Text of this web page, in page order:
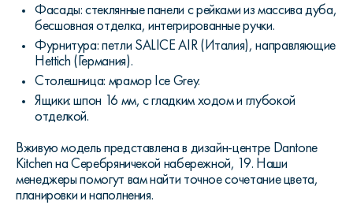
Фасады: стеклянные панели с рейками из массива дуба,
бесшовная отделка, интегрированные ручки.
Фурнитура: петли SALICE AIR (Италия), направляющие
Hettich (Германия).
Столешница: мрамор Ice Grey.
Ящики: шпон 16 мм, с гладким ходом и глубокой
отделкой.
Вживую модель представлена в дизайн-центре Dantone
Kitchen на Серебряничекой набережной, 19. Наши
менеджеры помогут вам найти точное сочетание цвета,
планировки и наполнения.